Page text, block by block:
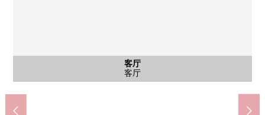
客厅
客厅
客厅
客厅
客厅
公共汽车
公共汽车
公共汽车
外观
厨房
室内
客厅
厨房
厕所
西式房间
阳台
门口
门口
门口
室内
室内
室内
客厅
收纳
客厅收纳
其他
内部对讲机设备
厨房
其他
通风设备
其他
厨房设备
其他
厨房设备
其他
厨房设备
外观
外观
外观
外观
入口
入口
地下铁南北线"五桥"车站(约330m)
步行5分钟
仙台市立野市镇小学(约280m)
步行4分钟
仙台市立五桥中学(约450m)
步行6分钟
SEIYU五桥商店(约40m)
步行1分钟
Lawson仙台五桥份店(约300m)
步行4分钟
TSURUHA药品仙台野市镇商店(约540m)
步行7分钟
五桥公园(约590m)
步行8分钟
仙台中央邮局(约660m)
步行9分钟
JR仙台医院(约830m)
步行11分钟
杜的都信贷银行连坊小路分店(约820m)
步行11分钟